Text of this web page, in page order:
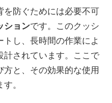
を防ぐためには必要不可
ションです。このクッシ
トし、長時間の作業によ
計されています。ここで
と、その効果的な使用
。